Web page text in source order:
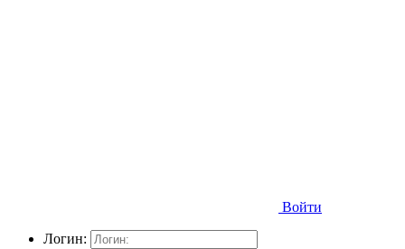
Войти
Логин: